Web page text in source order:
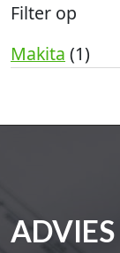
Filter op
Makita (1)